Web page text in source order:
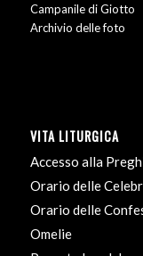
Campanile di Giotto
Archivio delle foto
VITA LITURGICA
Accesso alla
Orario delle
Orario delle
Omelie